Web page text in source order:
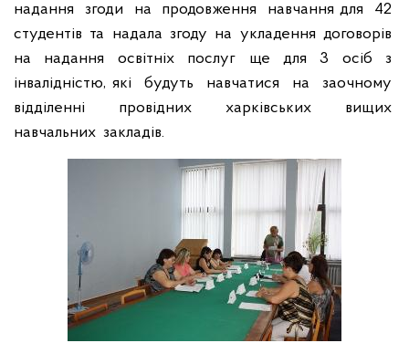
надання
згоди на продовження навчання для
42
студентів та надала згоду на укладення договорів
на
надання освітніх послуг ще для 3 осіб
з
інвалідністю, які
будуть навчатися на
заочному
відділенні
провідних харківських
вищих
навчальних закладів.